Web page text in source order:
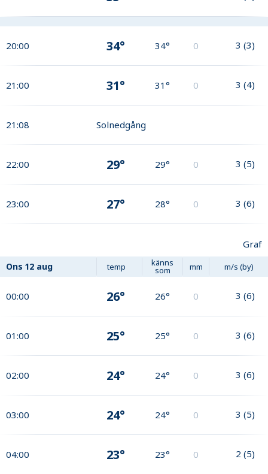
20:00 34° 34° 0 3 (3)
21:00 31° 31° 0 3 (4)
21:08 Solnedgång
22:00 29° 29° 0 3 (5)
23:00 27° 28° 0 3 (6)
Graf
Ons 12 aug temp känns
som mm m/s (by)
00:00 26° 26° 0 3 (6)
01:00 25° 25° 0 3 (6)
02:00 24° 24° 0 3 (6)
03:00 24° 24° 0 3 (5)
04:00 23° 23° 0 2 (5)